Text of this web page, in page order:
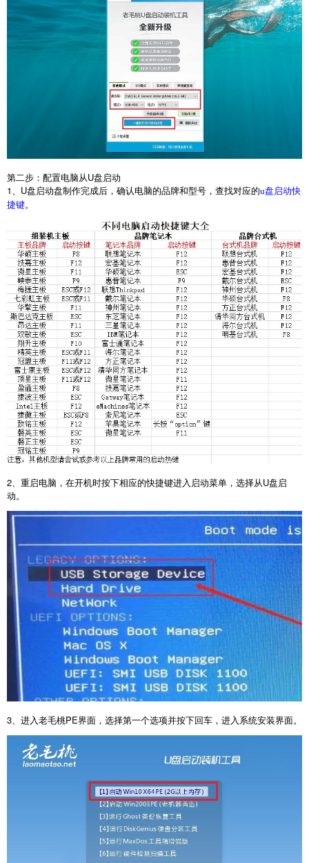
第二步：配置电脑从U盘启动
1、 U盘启动盘制作完成后，确认电脑的品牌和型号，查找对应的u盘启动快
捷键。
2、重启电脑，在开机时按下相应的快捷键进入启动菜单，选择从U盘启
动。
3、进入老毛桃PE界面，选择第一个选项并按下回车，进入系统安装界面。